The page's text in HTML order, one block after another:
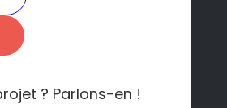
? Parlons-en !
de Somme
sauvages et une faune